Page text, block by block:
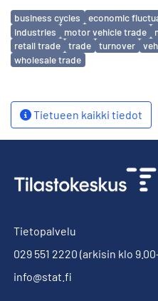
Avainsanat
business cycles economic
industries
motor vehicle trade
retail trade
trade turnover
wholesale trade
Tietueen kaikki tiedot
Tietopalvelu
029 551 2220 (arkisin klo
info@stat.fi